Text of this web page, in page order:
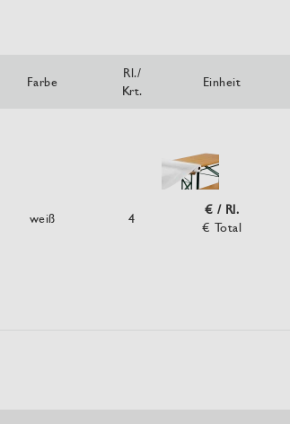
Farbe
Rl./
Krt.
Einheit
weiß 4
€ / Rl.
€ Total